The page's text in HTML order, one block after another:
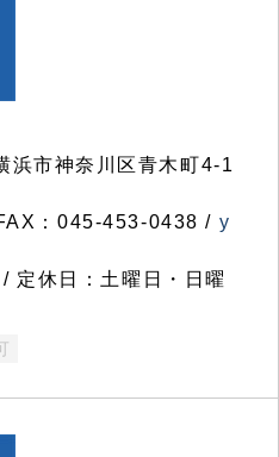
市神奈川区青木町4-1
：045-453-0438 / y
定休日：土曜日・日曜